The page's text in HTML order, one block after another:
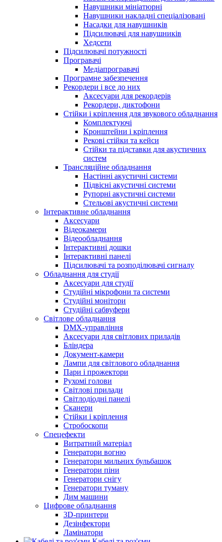
Навушники мініатюрні
Навушники накладні спеціалізовані
Насадки для навушників
Підсилювачі для навушників
Хедсети
Підсилювачі потужності
Програвачі
Медіапрогравачі
Програмне забезпечення
Рекордери і все до них
Аксесуари для рекордерів
Рекордери, диктофони
Стійки і кріплення для звукового обладнання
Комплектуючі
Кронштейни і кріплення
Рекові стійки та кейси
Стійки та підставки для акустичних
систем
Трансляційне обладнання
Настінні акустичні системи
Підвісні акустичні системи
Рупорні акустичні системи
Стельові акустичні системи
Інтерактивне обладнання
Аксесуари
Відеокамери
Відеообладнання
Інтерактивні дошки
Інтерактивні панелі
Підсилювачі та розподілювачі сигналу
Обладнання для студії
Аксесуари для студії
Студійні мікрофони та системи
Студійні монітори
Студійні сабвуфери
Світлове обладнання
DMX-управління
Аксесуари для світлових приладів
Бліндера
Документ-камери
Лампи для світлового обладнання
Пари і прожектори
Рухомі голови
Світлові прилади
Світлодіодні панелі
Сканери
Стійки і кріплення
Стробоскопи
Спецефекти
Витратний матеріал
Генератори вогню
Генератори мильних бульбашок
Генератори піни
Генератори снігу
Генератори туману
Дим машини
Цифрове обладнання
3D-принтери
Дезінфектори
Ламінатори